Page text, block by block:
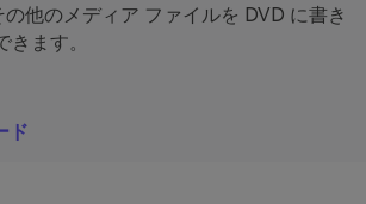
の他のメディア ファイルを DVD に書き
ます。
ド